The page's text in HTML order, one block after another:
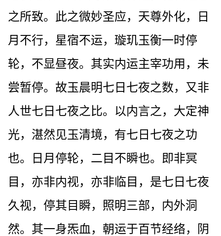
之所致。此之微妙圣应，天尊外化，日
月不行，星宿不运，璇玑玉衡一时停
轮，不显昼夜。其实内运主宰功用，未
尝暂停。故玉晨明七日七夜之数，又非
人世七日七夜之比。以内言之，大定神
光，湛然见玉清境，有七日七夜之功
也。日月停轮，二目不瞬也。即非冥
目，亦非内视，亦非临目，是七日七夜
久视，停其目瞬，照明三部，内外洞
然。其一身炁血，朝运于百节经络，阴